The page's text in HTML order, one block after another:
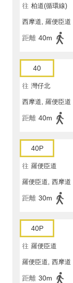
往 柏道(循環線)
西摩道, 羅便臣道
距離 40m
40
往 灣仔北
西摩道, 羅便臣道
距離 40m
40P
往 羅便臣道
羅便臣道, 西摩道
距離 30m
40P
往 羅便臣道
羅便臣道, 西摩道
距離 30m